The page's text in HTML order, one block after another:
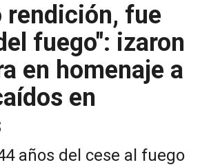
rendición, fue
fuego": izaron
en homenaje a
en
años del cese al fuego